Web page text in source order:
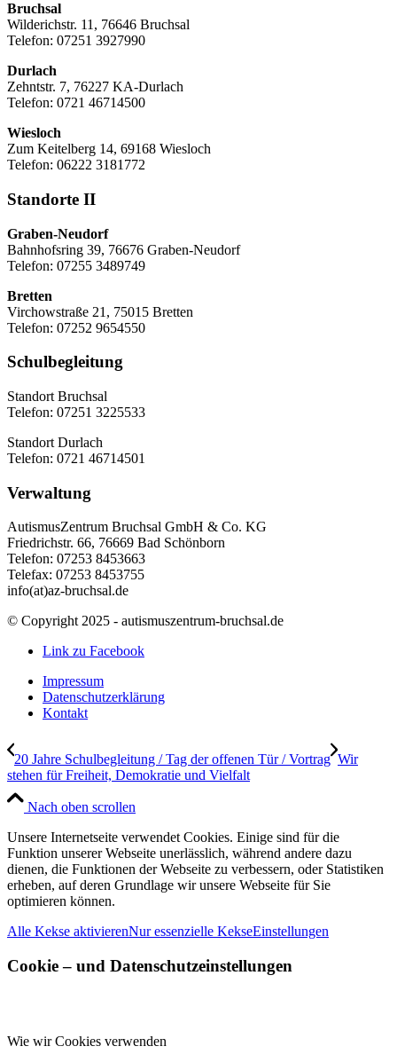
Bruchsal
Wilderichstr. 11, 76646 Bruchsal
Telefon: 07251 3927990
Durlach
Zehntstr. 7, 76227 KA-Durlach
Telefon: 0721 46714500
Wiesloch
Zum Keitelberg 14, 69168 Wiesloch
Telefon: 06222 3181772
Standorte II
Graben-Neudorf
Bahnhofsring 39, 76676 Graben-Neudorf
Telefon: 07255 3489749
Bretten
Virchowstraße 21, 75015 Bretten
Telefon: 07252 9654550
Schulbegleitung
Standort Bruchsal
Telefon: 07251 3225533
Standort Durlach
Telefon: 0721 46714501
Verwaltung
AutismusZentrum Bruchsal GmbH & Co. KG
Friedrichstr. 66, 76669 Bad Schönborn
Telefon: 07253 8453663
Telefax: 07253 8453755
info(at)az-bruchsal.de
© Copyright 2025 - autismuszentrum-bruchsal.de
Link zu Facebook
Impressum
Datenschutzerklärung
Kontakt
20 Jahre Schulbegleitung / Tag der offenen Tür / Vortrag Wir
stehen für Freiheit, Demokratie und Vielfalt
Nach oben scrollen
Unsere Internetseite verwendet Cookies. Einige sind für die
Funktion unserer Webseite unerlässlich, während andere dazu
dienen, die Funktionen der Webseite zu verbessern, oder Statistiken
erheben, auf deren Grundlage wir unsere Webseite für Sie
optimieren können.
Alle Kekse aktivierenNur essenzielle KekseEinstellungen
Cookie – und Datenschutzeinstellungen
Wie wir Cookies verwenden